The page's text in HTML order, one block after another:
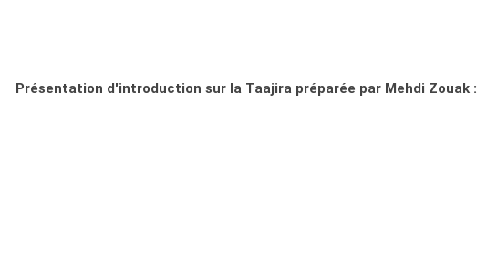
Présentation d'introduction sur la Taajira préparée par Mehdi Zouak :